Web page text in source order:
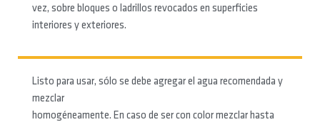
vez, sobre bloques o ladrillos revocados en superficies
interiores y exteriores.
Listo para usar, sólo se debe agregar el agua recomendada y
mezclar
homogéneamente. En caso de ser con color mezclar hasta